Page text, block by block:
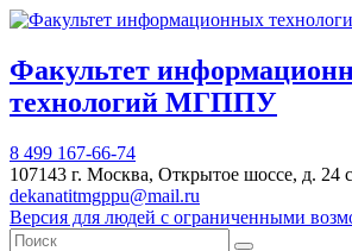
Факультет
технологий МГППУ
8 499 167-66-74
107143 г. Москва, Открытое шоссе, д. 24
dekanatitmgppu@mail.ru
Версия для людей с ограниченными